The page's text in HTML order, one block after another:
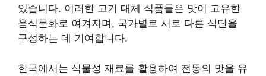
있습니다. 이러한 고기 대체 식품들은 맛이 고유한
음식문화로 여겨지며, 국가별로 서로 다른 식단을
구성하는 데 기여합니다.
한국에서는 식물성 재료를 활용하여 전통의 맛을 유